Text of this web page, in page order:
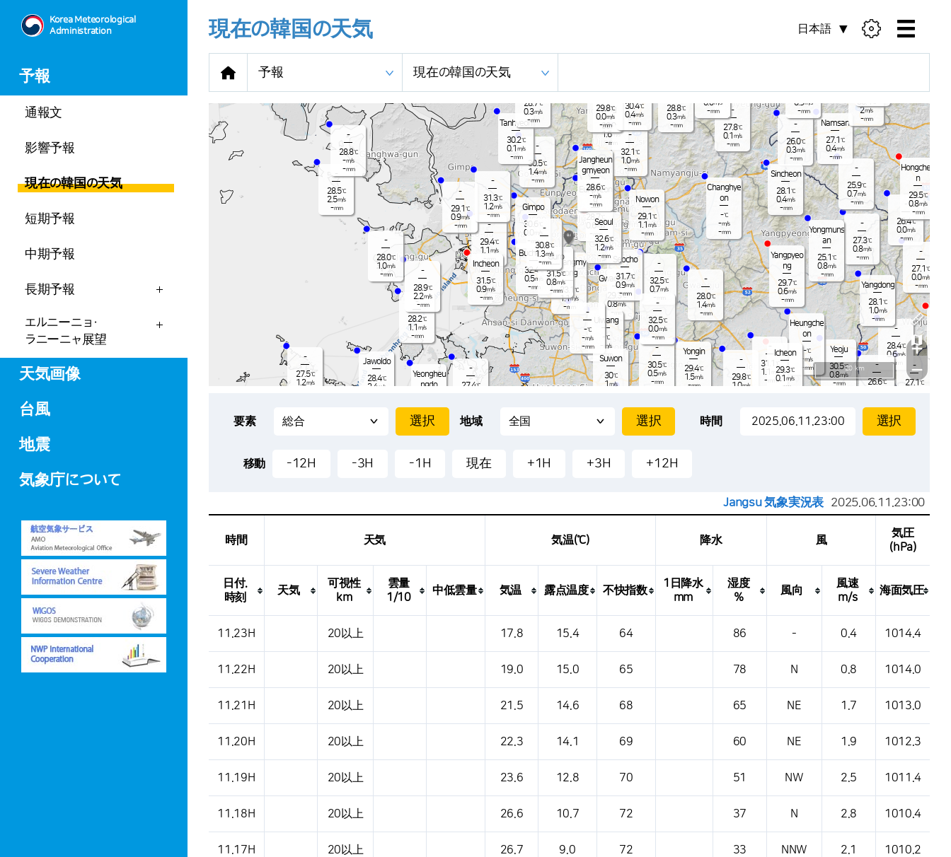
Korea Meteorological
Administration
予報
通報文
影響予報
現在の韓国の天気
短期予報
中期予報
長期予報
エルニーニョ·
ラニーニャ展望
天気画像
台風
地震
気象庁について
日本語
現在の韓国の天気
予報 現在の韓国の天気
-
28.4℃
0.6m/s
-mm
-
26.0℃
0.3m/s
-mm
-
28.2℃
1.1 m/s
-mm
Yeongheu
ngdo
-mm
-
28.5℃
2.5m/s
-mm
Jawoldo
28.4℃
2.4 m/s
Yangju
30.9
1.6m/s
-mm
-
26.6℃
Gwacheon
29.3 ℃
0.8m/s
-mm
Namsan
27.1 ℃
0.4m/s
-mm
-
28.0℃
1.0m/s
-mm
-
27.3℃
0.8m/s
-mm
-
25.9℃
0.7m/s
-mm
30.7℃
m/s
Yongin
29.4℃
1.5m/s
-mm
Yeoju
30.5℃
0.8m/s
-mm
Yangdong
28.1 ℃
1.0m/s
-mm
-
28.0℃
1.4m/s
-mm
26.1
0.9m/s
-mm
0.5m/s
mm
-
27.4℃
26.3
-
29.4℃
1.1 m/s
-mm
-
30.5℃
1.4m/s
-mm
-
27.8℃
0.1 m/s
-mm
Pocheon
28.8℃
0.3m/s
-mm
-
-
29.1 ℃
0.9m/s
-mm
Sincheon
28.1 ℃
0.4m/s
-mm
Changhye
on
-℃
-m/s
-mm
Tanhyeon
30.2℃
0.1 m/s
-mm
26.7
0.0m/s
-mm
m/s
Heungche
on
-℃
-m/s
-mm
-
29.8℃
1.0m/s
Uiwang
-℃
- m/s
-mm
Gimpo
30.6
0.0
-mm
-
31.1
1.1 m/s
-mm
Gwangmy
eong
33.1
℃
1.1m/s
-mm
Bucheon
32.4℃
0.5m/s
-mm
-
31.3℃
1.2m/s
-mm
Guro
31.5℃
0.8m/s
-mm
Eunpyeon
g
28.7
0.6m/s
-mm
Nowon
29.1 ℃
1.1 m/s
-mm
-
32.5℃
0.7m/s
-mm
Seocho
31.7℃
0.9m/s
-mm
-
32.1 ℃
1.0m/s
-mm
-
30.5℃
0.5m/s
-mm
-
-℃
-m/s
-mm
-
32.5℃
0.0m/s
-mm
Jangheun
gmyeon
28.6℃
-m/s
-mm
n
29.8℃
0.0m/s
-mm
-
26.4℃
0.0m/s
-mm
-
27.1℃
-
27.1 ℃
0.0m/s
-mm
Yongmuns
an
25.1 ℃
0.8m/s
-mm
28.3℃
-
-
27.5℃
1.2m/s
-
28.9℃
2.2m/s
-mm
-
30.8℃
1.3m/s
-mm
-
28.8℃
-m/s
-mm
Hongcheo
n
29.5℃
0.8m/s
-mm
Icheon
29.3℃
0.1 m/s
mm
Yangpyeo
ng
29.7℃
0.6m/s
-mm
Suwon
30℃
1 m/s
Incheon
31.5℃
0.9m/s
-mm
Seoul
32.6℃
1.2m/s
-mm
30.4
2m/s
-mm
28.7 ℃
0.3m/s
-mm
eon
30.4℃
0.4m/s
-mm
Bukchunc
0.1m/s
+
−
20 km
要素 地域 時間
移動 -12H -3H -1H 現在 +1H +3H +12H
Jangsu 気象実況表 2025.06.11.23:00
時間 天気 気温(℃) 降水 風
気圧
(hPa)
日付.
時刻
天気
可視性
km
雲量
1/10
中低雲量 気温 露点温度 不快指数
1日降水
mm
湿度
%
風向
風速
m/s
海面気圧
11.23H 20以上 17.8 15.4 64 86 - 0.4 1014.4
11.22H 20以上 19.0 15.0 65 78 N 0.8 1014.0
11.21H 20以上 21.5 14.6 68 65 NE 1.7 1013.0
11.20H 20以上 22.3 14.1 69 60 NE 1.9 1012.3
11.19H 20以上 23.6 12.8 70 51 NW 2.5 1011.4
11.18H 20以上 26.6 10.7 72 37 N 2.8 1010.4
11.17H 20以上 26.7 9.0 72 33 NNW 2.1 1010.2